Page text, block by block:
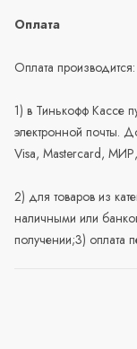
Оплата
Оплата производится:
1) в Тинькофф Кассе
электронной почты.
Visa, Mastercard,
2) для товаров из
наличными или
получении;3) оплата